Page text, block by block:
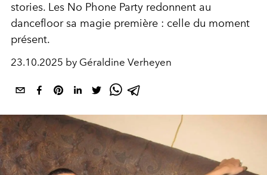
stories. Les No Phone Party redonnent au
dancefloor sa magie première : celle du moment
présent.
23.10.2025 by Géraldine Verheyen